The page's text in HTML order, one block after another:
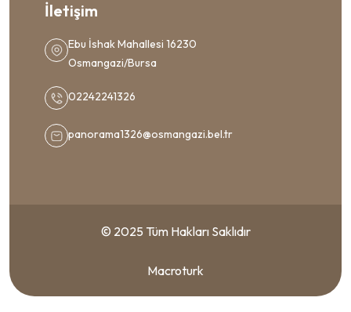
İletişim
Ebu İshak Mahallesi 16230
Osmangazi/Bursa
02242241326
panorama1326@osmangazi.bel.tr
© 2025 Tüm Hakları Saklıdır
Macroturk